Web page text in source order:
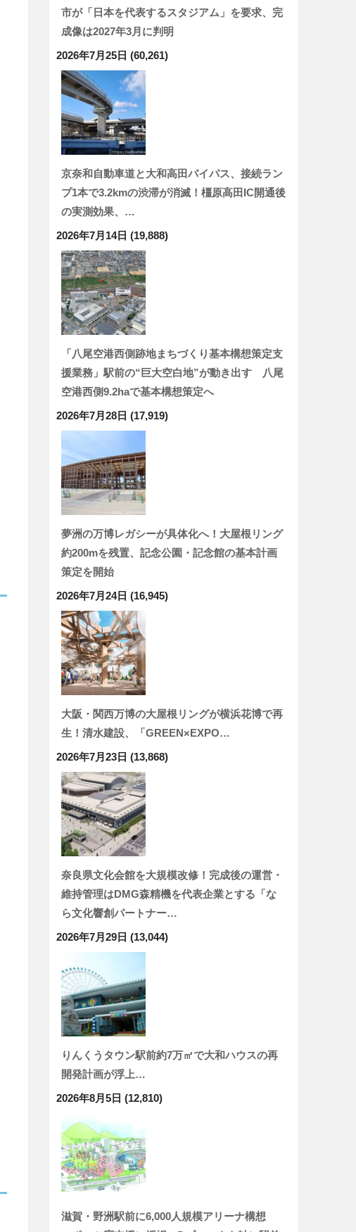
市が「日本を代表するスタジアム」を要求、完
成像は2027年3月に判明
2026年7月25日 (60,261)
京奈和自動車道と大和高田バイパス、接続ラン
プ1本で3.2kmの渋滞が消滅！橿原高田IC開通後
の実測効果、…
2026年7月14日 (19,888)
「八尾空港西側跡地まちづくり基本構想策定支
援業務」駅前の“巨大空白地”が動き出す 八尾
空港西側9.2haで基本構想策定へ
2026年7月28日 (17,919)
夢洲の万博レガシーが具体化へ！大屋根リング
約200mを残置、記念公園・記念館の基本計画
策定を開始
2026年7月24日 (16,945)
大阪・関西万博の大屋根リングが横浜花博で再
生！清水建設、「GREEN×EXPO…
2026年7月23日 (13,868)
奈良県文化会館を大規模改修！完成後の運営・
維持管理はDMG森精機を代表企業とする「な
ら文化響創パートナー…
2026年7月29日 (13,044)
りんくうタウン駅前約7万㎡で大和ハウスの再
開発計画が浮上…
2026年8月5日 (12,810)
滋賀・野洲駅前に6,000人規模アリーナ構想